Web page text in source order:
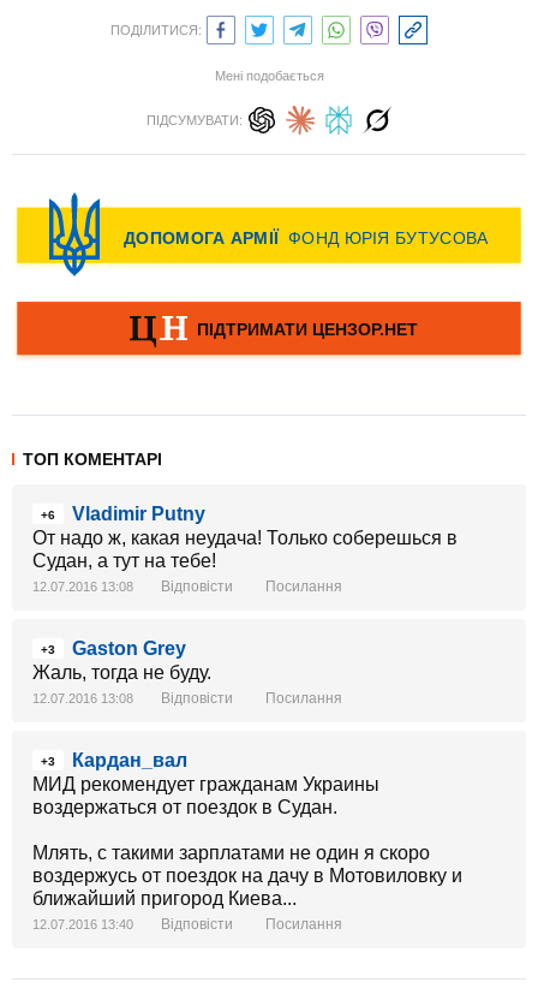
ПОДІЛИТИСЯ:
Мені подобається
ПІДСУМУВАТИ:
ТОП КОМЕНТАРІ
+6
Vladimir Putny
От надо ж, какая неудача! Только соберешься в
Судан, а тут на тебе!
12.07.2016 13:08 Відповісти Посилання
+3
Gaston Grey
Жаль, тогда не буду.
12.07.2016 13:08 Відповісти Посилання
+3
Кардан_вал
МИД рекомендует гражданам Украины
воздержаться от поездок в Судан.
Млять, с такими зарплатами не один я скоро
воздержусь от поездок на дачу в Мотовиловку и
ближайший пригород Киева...
12.07.2016 13:40 Відповісти Посилання